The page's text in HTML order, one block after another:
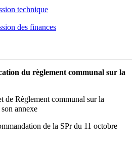
technique
des finances
du règlement communal sur la
de Règlement communal sur la
annexe
de la SPr du 11 octobre